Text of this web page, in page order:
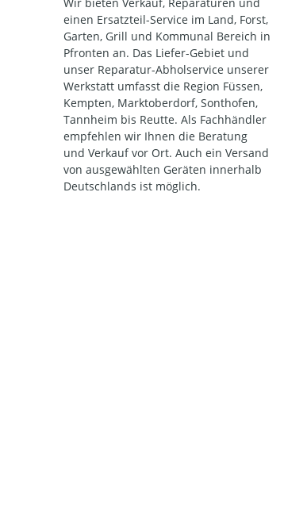
einen Ersatzteil-Service im Land, Forst,
Garten, Grill und Kommunal Bereich in
Pfronten an. Das Liefer-Gebiet und
unser Reparatur-Abholservice unserer
Werkstatt umfasst die Region Füssen,
Kempten, Marktoberdorf, Sonthofen,
Tannheim bis Reutte. Als Fachhändler
empfehlen wir Ihnen die Beratung
und Verkauf vor Ort. Auch ein Versand
von ausgewählten Geräten innerhalb
Deutschlands ist möglich.